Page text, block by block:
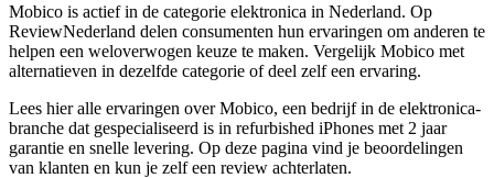
Mobico is actief in de categorie elektronica in Nederland. Op
ReviewNederland delen consumenten hun ervaringen om anderen te
helpen een weloverwogen keuze te maken. Vergelijk Mobico met
alternatieven in dezelfde categorie of deel zelf een ervaring.
Lees hier alle ervaringen over Mobico, een bedrijf in de elektronica-
branche dat gespecialiseerd is in refurbished iPhones met 2 jaar
garantie en snelle levering. Op deze pagina vind je beoordelingen
van klanten en kun je zelf een review achterlaten.